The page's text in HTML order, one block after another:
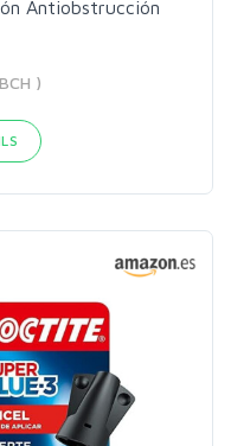
Antiobstrucción
)